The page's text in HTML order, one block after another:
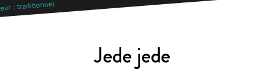
: traditionnel
Jede jede